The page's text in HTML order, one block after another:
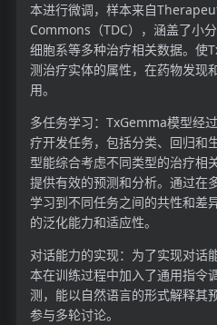
本进行微调，样本来自
Commons（TDC），涵盖了小
细胞系等多种治疗相关数据。使
测治疗实体的属性，在药物发现
用。
多任务学习：TxGemma模型经
疗开发任务，包括分类、回归和
型能综合考虑不同类型的治疗相
提供有效的预测和分析。通过在
学习到不同任务之间的共性和差
的泛化能力和适应性。
对话能力的实现：为了实现对话
本在训练过程中加入了通用指令
测，能以自然语言的形式解释其
参与多轮讨论。